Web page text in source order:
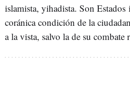
islamista, yihadista. Son
coránica condición de la
a la vista, salvo la de su combate